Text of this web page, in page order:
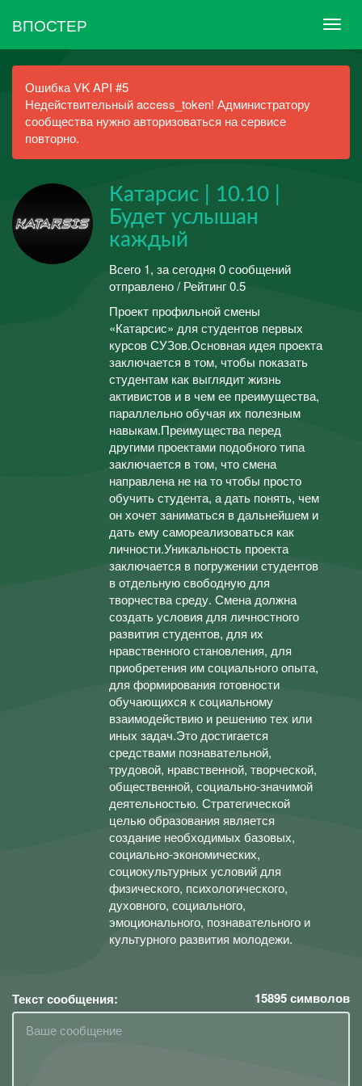
ВПОСТЕР
Ошибка VK API #5
Недействительный access_token! Администратору
сообщества нужно авторизоваться на сервисе
повторно.
Катарсис | 10.10 |
Будет услышан
каждый
Всего 1, за сегодня 0 сообщений
отправлено / Рейтинг 0.5
Проект профильной смены
«Катарсис» для студентов первых
курсов СУЗов.Основная идея проекта
заключается в том, чтобы показать
студентам как выглядит жизнь
активистов и в чем ее преимущества,
параллельно обучая их полезным
навыкам.Преимущества перед
другими проектами подобного типа
заключается в том, что смена
направлена не на то чтобы просто
обучить студента, а дать понять, чем
он хочет заниматься в дальнейшем и
дать ему самореализоваться как
личности.Уникальность проекта
заключается в погружении студентов
в отдельную свободную для
творчества среду. Смена должна
создать условия для личностного
развития студентов, для их
нравственного становления, для
приобретения им социального опыта,
для формирования готовности
обучающихся к социальному
взаимодействию и решению тех или
иных задач.Это достигается
средствами познавательной,
трудовой, нравственной, творческой,
общественной, социально-значимой
деятельностью. Стратегической
целью образования является
создание необходимых базовых,
социально-экономических,
социокультурных условий для
физического, психологического,
духовного, социального,
эмоционального, познавательного и
культурного развития молодежи.
Текст сообщения: 15895символов